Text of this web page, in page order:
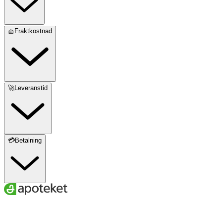
🧺Fraktkostnad
🚀Leveranstid
💳Betalning